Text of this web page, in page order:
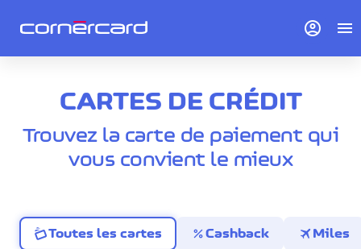
CARTES DE CRÉDIT
Trouvez la carte de paiement qui
vous convient le mieux
Toutes les cartes percentCashback travel Miles
account_circle menu